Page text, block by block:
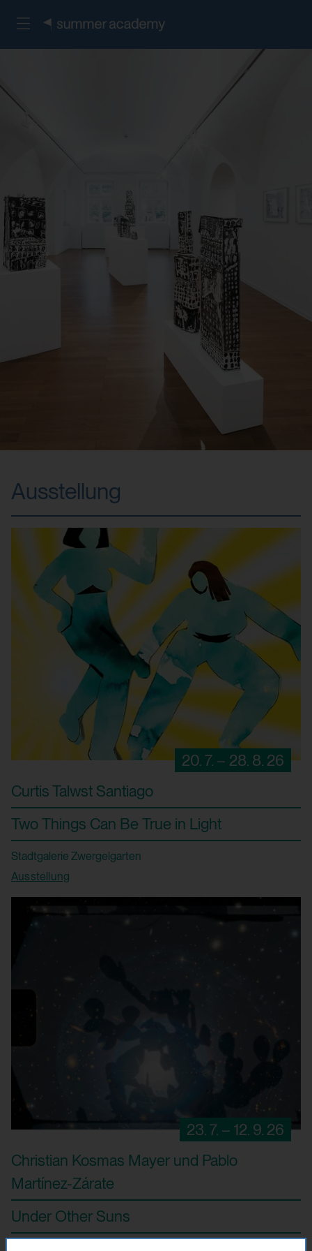
Ausstellung
20. 7. – 28. 8. 26
Curtis Talwst Santiago
Two Things Can Be True in Light
Stadtgalerie Zwergelgarten
Ausstellung
23. 7. – 12. 9. 26
Christian Kosmas Mayer und Pablo
Martínez-Zárate
Under Other Suns